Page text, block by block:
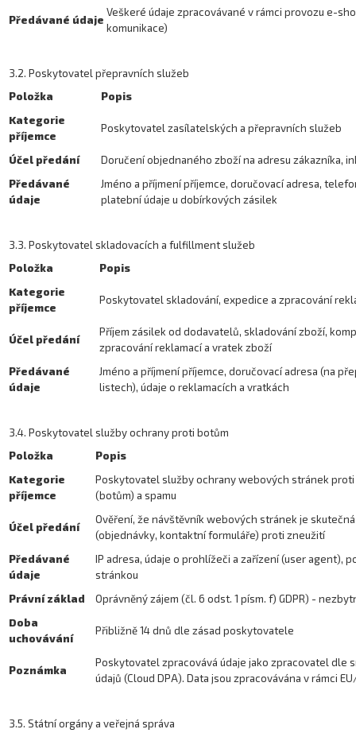
Předávané údaje
Veškeré údaje zpracovávané v rámci provozu e-
komunikace)
3.2. Poskytovatel přepravních služeb
Položka
Popis
Kategorie
příjemce
Poskytovatel zasílatelských a přepravních služeb
Účel předání
Doručení objednaného zboží na adresu zákazníka,
Předávané
údaje
Jméno a příjmení příjemce, doručovací adresa,
platební údaje u dobírkových zásilek
3.3. Poskytovatel skladovacích a fulfillment služeb
Položka
Popis
Kategorie
příjemce
Poskytovatel skladování, expedice a zpracování
Účel předání
Příjem zásilek od dodavatelů, skladování zboží,
zpracování reklamací a vratek zboží
Předávané
údaje
Jméno a příjmení příjemce, doručovací adresa (na
listech), údaje o reklamacích a vratkách
3.4. Poskytovatel služby ochrany proti botům
Položka
Popis
Kategorie
příjemce
Poskytovatel služby ochrany webových stránek
(botům) a spamu
Účel předání
Ověření, že návštěvník webových stránek je
(objednávky, kontaktní formuláře) proti zneužití
Předávané
údaje
IP adresa, údaje o prohlížeči a zařízení (user agent),
stránkou
Právní základ
Oprávněný zájem (čl. 6 odst. 1 písm. f) GDPR) -
Doba
uchovávání
Přibližně 14 dnů dle zásad poskytovatele
Poznámka
Poskytovatel zpracovává údaje jako zpracovatel dle
údajů (Cloud DPA). Data jsou zpracovávána v rámci
3.5. Státní orgány a veřejná správa